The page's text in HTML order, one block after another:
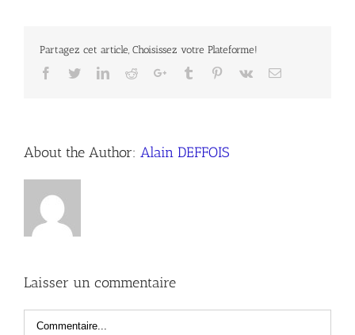
Partagez cet article, Choisissez votre Plateforme!
Facebook
TwitterLinkedIn
RedditGoogle+Tumblr Pinterest
Vk Email
About the Author: Alain DEFFOIS
Laisser un commentaire